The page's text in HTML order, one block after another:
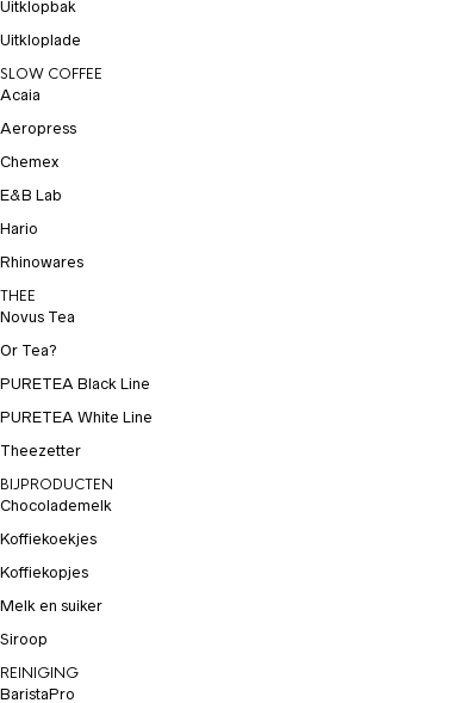
Uitklopbak
Uitkloplade
SLOW COFFEE
Acaia
Aeropress
Chemex
E&B Lab
Hario
Rhinowares
THEE
Novus Tea
Or Tea?
PURETEA Black Line
PURETEA White Line
Theezetter
BIJPRODUCTEN
Chocolademelk
Koffiekoekjes
Koffiekopjes
Melk en suiker
Siroop
REINIGING
BaristaPro